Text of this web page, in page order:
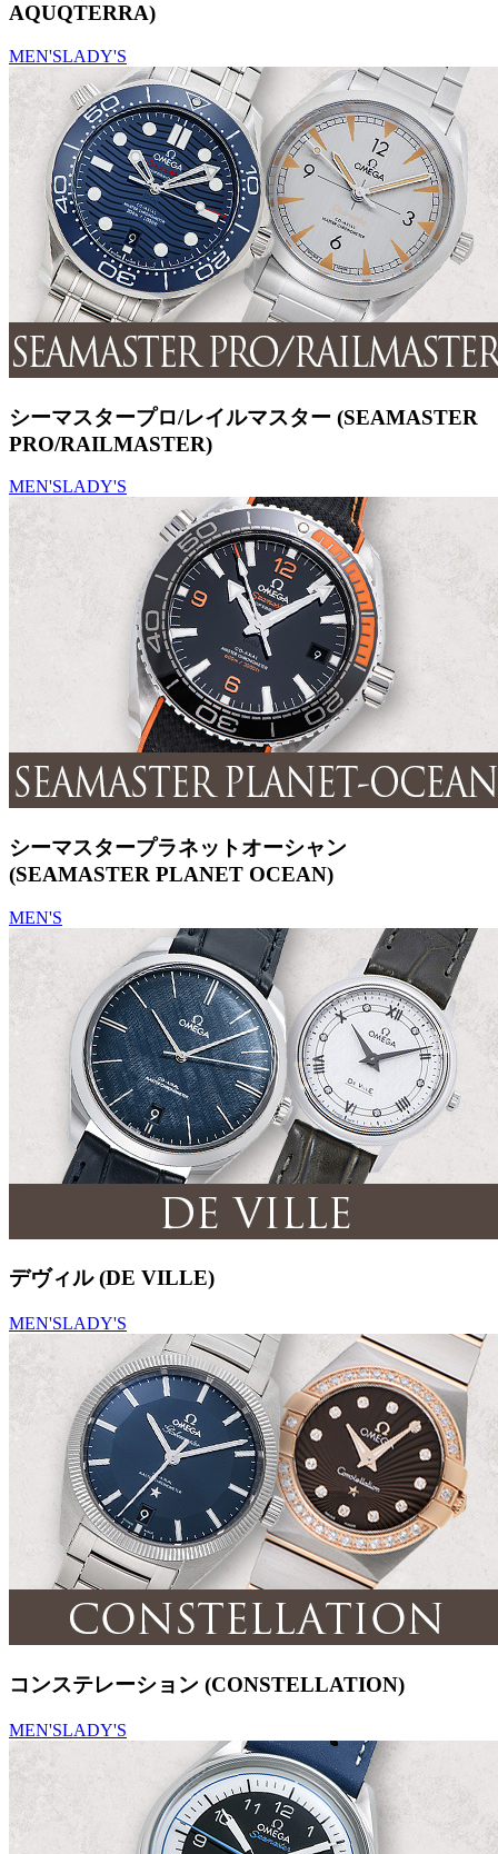
AQUQTERRA)
MEN'SLADY'S
シーマスタープロ/レイルマスター (SEAMASTER
PRO/RAILMASTER)
MEN'SLADY'S
シーマスタープラネットオーシャン
(SEAMASTER PLANET OCEAN)
MEN'S
デヴィル (DE VILLE)
MEN'SLADY'S
コンステレーション (CONSTELLATION)
MEN'SLADY'S